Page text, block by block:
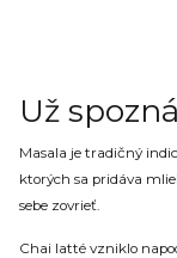
Už
Masala je tradičný
ktorých sa pridáva
sebe zovrieť.
Chai latté vzniklo